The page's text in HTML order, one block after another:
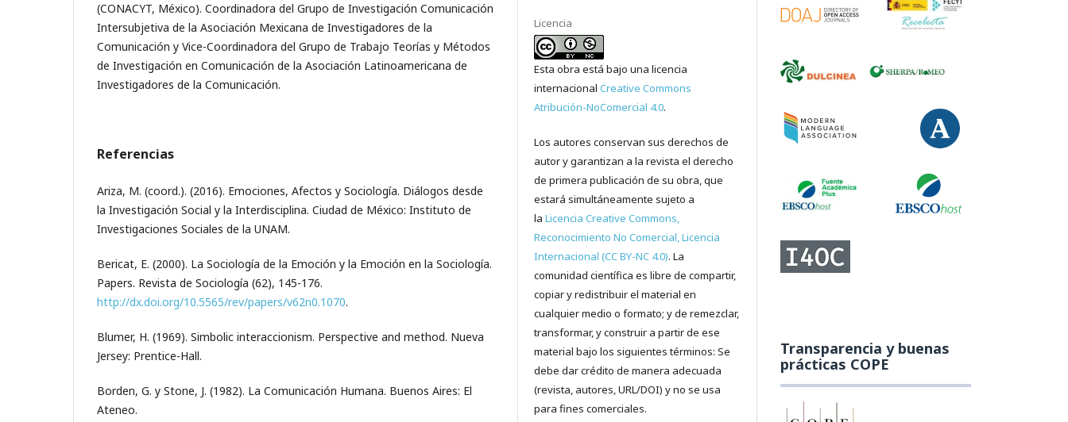
(CONACYT, México). Coordinadora del Grupo de Investigación Comunicación
Intersubjetiva de la Asociación Mexicana de Investigadores de la
Comunicación y Vice-Coordinadora del Grupo de Trabajo Teorías y Métodos
de Investigación en Comunicación de la Asociación Latinoamericana de
Investigadores de la Comunicación.
Referencias
Ariza, M. (coord.). (2016). Emociones, Afectos y Sociología. Diálogos desde
la Investigación Social y la Interdisciplina. Ciudad de México: Instituto de
Investigaciones Sociales de la UNAM.
Bericat, E. (2000). La Sociología de la Emoción y la Emoción en la Sociología.
Papers. Revista de Sociología (62), 145-176.
http://dx.doi.org/10.5565/rev/papers/v62n0.1070.
Blumer, H. (1969). Simbolic interaccionism. Perspective and method. Nueva
Jersey: Prentice-Hall.
Borden, G. y Stone, J. (1982). La Comunicación Humana. Buenos Aires: El
Ateneo.
Licencia
Esta obra está bajo una licencia
internacionalCreative Commons
Atribución-NoComercial 4.0.
Los autores conservan sus derechos de
autor y garantizan a la revista el derecho
de primera publicación de su obra, que
estará simultáneamente sujeto a
laLicencia Creative Commons,
Reconocimiento No Comercial, Licencia
Internacional (CC BY-NC 4.0). La
comunidad científica es libre de compartir,
copiar y redistribuir el material en
cualquier medio o formato; y de remezclar,
transformar, y construir a partir de ese
material bajo los siguientes términos: Se
debe dar crédito de manera adecuada
(revista, autores, URL/DOI) y no se usa
para fines comerciales.
Transparencia y buenas
prácticas COPE